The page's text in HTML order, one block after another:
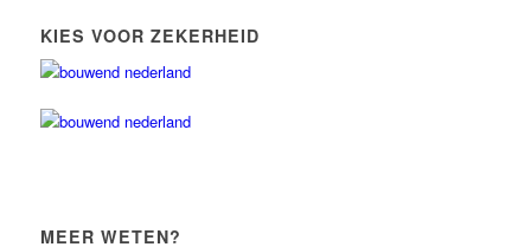
KIES VOOR ZEKERHEID
MEER WETEN?